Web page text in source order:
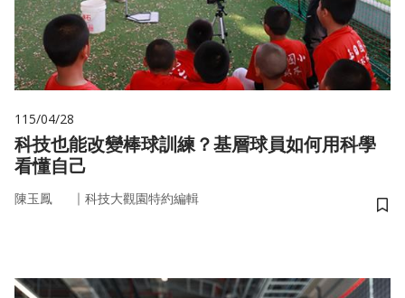
115/04/28
科技也能改變棒球訓練？基層球員如何用科學
看懂自己
陳玉鳳 ｜ 科技大觀園特約編輯
儲